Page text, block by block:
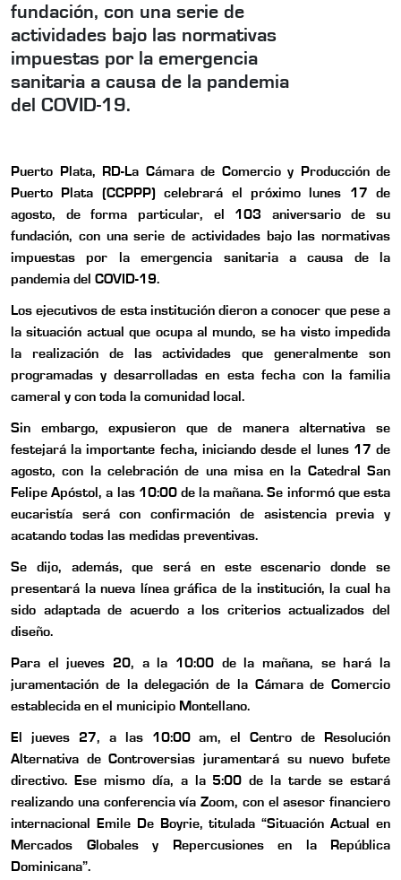
fundación, con una serie de
actividades bajo las normativas
impuestas por la emergencia
sanitaria a causa de la pandemia
del COVID-19.
Puerto Plata, RD-La Cámara de Comercio y Producción de
Puerto Plata (CCPPP) celebrará el próximo lunes 17 de
agosto, de forma particular, el 103 aniversario de su
fundación, con una serie de actividades bajo las normativas
impuestas por la emergencia sanitaria a causa de la
pandemia del COVID-19.
Los ejecutivos de esta institución dieron a conocer que pese a
la situación actual que ocupa al mundo, se ha visto impedida
la realización de las actividades que generalmente son
programadas y desarrolladas en esta fecha con la familia
cameral y con toda la comunidad local.
Sin embargo, expusieron que de manera alternativa se
festejará la importante fecha, iniciando desde el lunes 17 de
agosto, con la celebración de una misa en la Catedral San
Felipe Apóstol, a las 10:00 de la mañana. Se informó que esta
eucaristía será con confirmación de asistencia previa y
acatando todas las medidas preventivas.
Se dijo, además, que será en este escenario donde se
presentará la nueva línea gráfica de la institución, la cual ha
sido adaptada de acuerdo a los criterios actualizados del
diseño.
Para el jueves 20, a la 10:00 de la mañana, se hará la
juramentación de la delegación de la Cámara de Comercio
establecida en el municipio Montellano.
El jueves 27, a las 10:00 am, el Centro de Resolución
Alternativa de Controversias juramentará su nuevo bufete
directivo. Ese mismo día, a la 5:00 de la tarde se estará
realizando una conferencia vía Zoom, con el asesor financiero
internacional Emile De Boyrie, titulada “Situación Actual en
Mercados Globales y Repercusiones en la República
Dominicana”.